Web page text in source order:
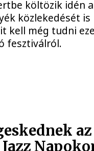
költözik idén a
közlekedését is
kell még tudni
fesztiválról.
az